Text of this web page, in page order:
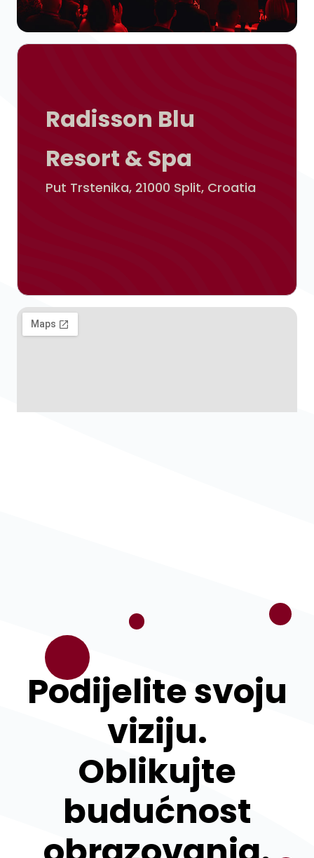
Radisson Blu
Resort & Spa
Put Trstenika, 21000 Split, Croatia
Podijelite svoju
viziju.
Oblikujte
budućnost